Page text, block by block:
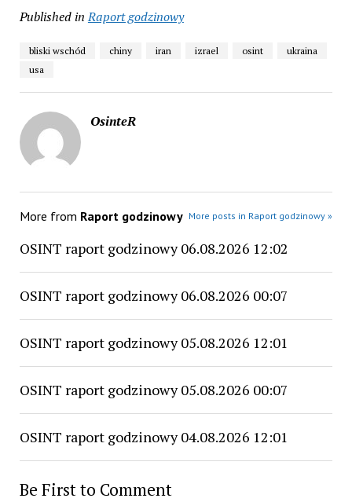
Published in Raport godzinowy
bliski wschód chiny iran izrael osint
ukraina
usa
OsinteR
More from Raport godzinowy More posts in Raport godzinowy »
OSINT raport godzinowy 06.08.2026 12:02
OSINT raport godzinowy 06.08.2026 00:07
OSINT raport godzinowy 05.08.2026 12:01
OSINT raport godzinowy 05.08.2026 00:07
OSINT raport godzinowy 04.08.2026 12:01
Be First to Comment